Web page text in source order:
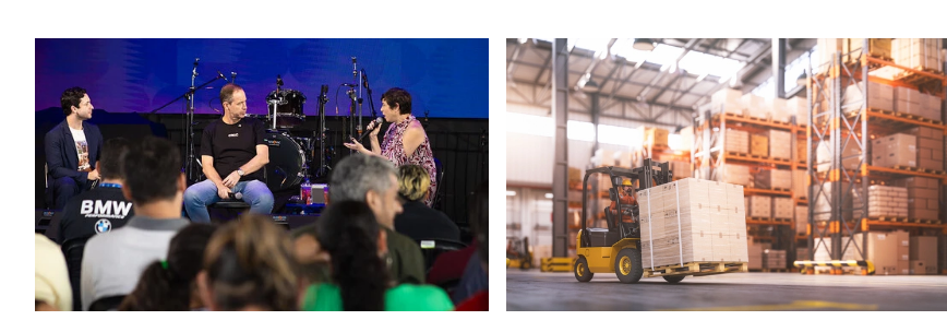
Distrito Federal recebe Festival Curicaca em outubro
Comissão de Assuntos Econômicos Debate Incentivos à
Exportação e Economia da Biodiversidade em reunião
ontem (17)